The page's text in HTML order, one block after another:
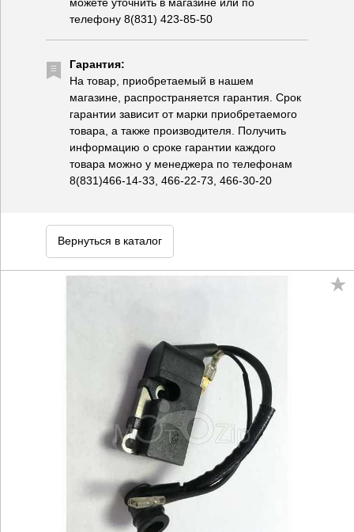
телефону 8(831) 423-85-50
Гарантия:
На товар, приобретаемый в нашем
магазине, распространяется гарантия. Срок
гарантии зависит от марки приобретаемого
товара, а также производителя. Получить
информацию о сроке гарантии каждого
товара можно у менеджера по телефонам
8(831)466-14-33, 466-22-73, 466-30-20
Вернуться в каталог